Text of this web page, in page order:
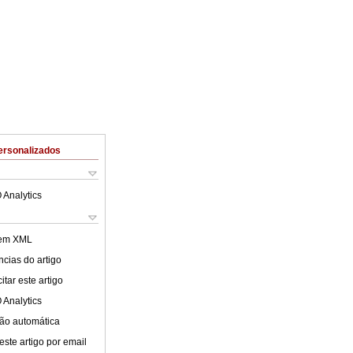
Analytics
XML
do artigo
este artigo
Analytics
automática
artigo por email